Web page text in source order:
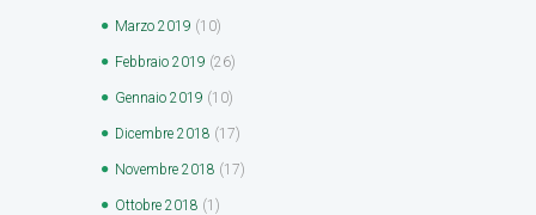
Marzo 2019 (10)
Febbraio 2019 (26)
Gennaio 2019 (10)
Dicembre 2018 (17)
Novembre 2018 (17)
Ottobre 2018 (1)